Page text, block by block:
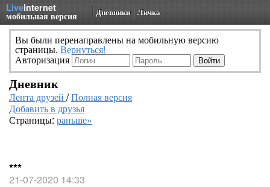
LiveInternet
мобильная версия Дневники Личка
Вы были перенаправлены на мобильную версию
страницы. Вернуться!
Авторизация
Дневник
Лента друзей /Полная версия
Добавить в друзья
Страницы: раньше»
***
21-07-2020 14:33